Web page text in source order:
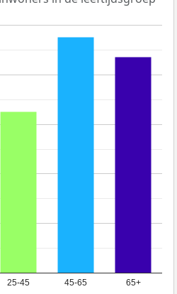
25-45 45-65 65+